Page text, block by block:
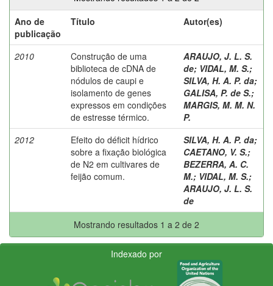
Ano de
publicação
Título Autor(es)
2010
Construção de uma
biblioteca de cDNA de
nódulos de caupi e
isolamento de genes
expressos em condições
de estresse térmico.
ARAUJO, J. L. S.
de; VIDAL, M. S.;
SILVA, H. A. P. da;
GALISA, P. de S.;
MARGIS, M. M. N.
P.
2012
Efeito do déficit hídrico
sobre a fixação biológica
de N2 em cultivares de
feijão comum.
SILVA, H. A. P. da;
CAETANO, V. S.;
BEZERRA, A. C.
M.; VIDAL, M. S.;
ARAUJO, J. L. S.
de
Mostrando resultados 1 a 2 de 2
Indexado por